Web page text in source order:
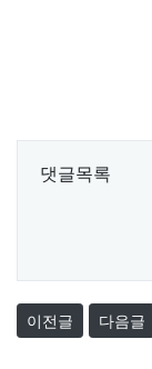
댓글목록
이전글 다음글